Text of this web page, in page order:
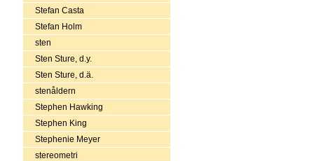
Stefan Casta
Stefan Holm
sten
Sten Sture, d.y.
Sten Sture, d.ä.
stenåldern
Stephen Hawking
Stephen King
Stephenie Meyer
stereometri